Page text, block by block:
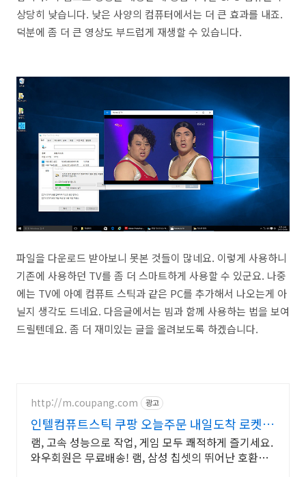
상당히 낮습니다. 낮은 사양의 컴퓨터에서는 더 큰 효과를 내죠.
덕분에 좀 더 큰 영상도 부드럽게 재생할 수 있습니다.
파일을 다운로드 받아보니 못본 것들이 많네요. 이렇게 사용하니
기존에 사용하던 TV를 좀 더 스마트하게 사용할 수 있군요. 나중
에는 TV에 아예 컴퓨트 스틱과 같은 PC를 추가해서 나오는게 아
닐지 생각도 드네요. 다음글에서는 빔과 함께 사용하는 법을 보여
드릴텐데요. 좀 더 재미있는 글을 올려보도록 하겠습니다.
http://m.coupang.com 광고
인텔컴퓨트스틱 쿠팡 오늘주문 내일도착 로켓배
송
램, 고속 성능으로 작업, 게임 모두 쾌적하게 즐기세요.
와우회원은 무료배송! 램, 삼성 칩셋의 뛰어난 호환성